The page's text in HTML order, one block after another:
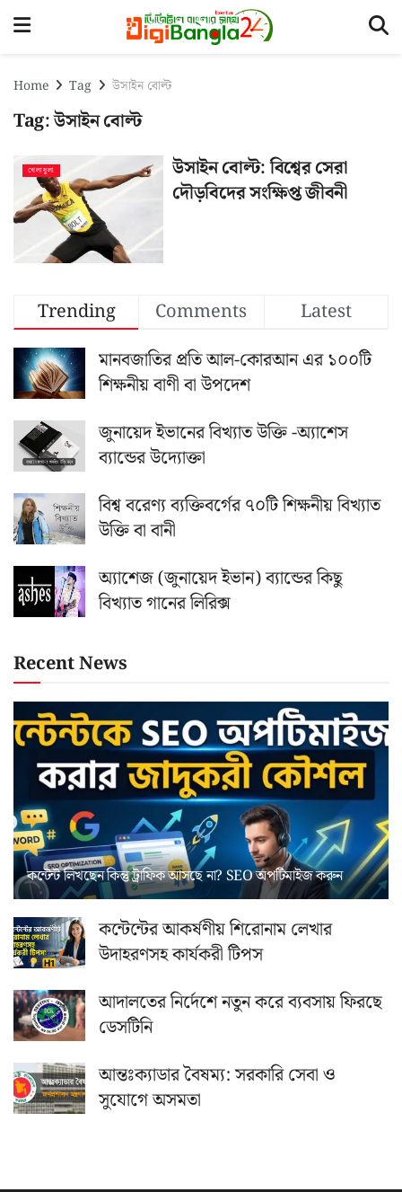
Home Tag উসাইন বোল্ট
Tag:উসাইন বোল্ট
খেলাধুলা
উসাইন বোল্ট: বিশ্বের সেরা
দৌড়বিদের সংক্ষিপ্ত জীবনী
Trending Comments
Latest
মানবজাতির প্রতি আল-কোরআন এর ১০০টি
শিক্ষনীয় বাণী বা উপদেশ
জুনায়েদ ইভানের বিখ্যাত উক্তি -অ্যাশেস
ব্যান্ডের উদ্যোক্তা
বিশ্ব বরেণ্য ব্যক্তিবর্গের ৭০টি শিক্ষনীয় বিখ্যাত
উক্তি বা বানী
অ্যাশেজ (জুনায়েদ ইভান) ব্যান্ডের কিছু
বিখ্যাত গানের লিরিক্স
Recent News
কন্টেন্ট লিখছেন কিন্তু ট্রাফিক আসছে না? ‍SEO অপটিমাইজ করুন
কন্টেন্টের আকর্ষণীয় শিরোনাম লেখার
উদাহরণসহ কার্যকরী টিপস
আদালতের নির্দেশে নতুন করে ব্যবসায় ফিরছে
ডেসটিনি
আন্তঃক্যাডার বৈষম্য: সরকারি সেবা ও
সুযোগে অসমতা